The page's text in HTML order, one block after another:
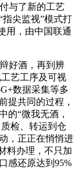
与了新的工艺
尖监视”模式打
用，由中国联通
好酒，再到辨
艺工序及可视
数据采集等多
提共同的过程，
的“微我无酒，
检、转运到仓
，正正在悄悄进
料办理，不只加
感还原达到95%